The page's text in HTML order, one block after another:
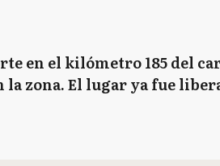
en el kilómetro 185 del
la zona. El lugar ya fue